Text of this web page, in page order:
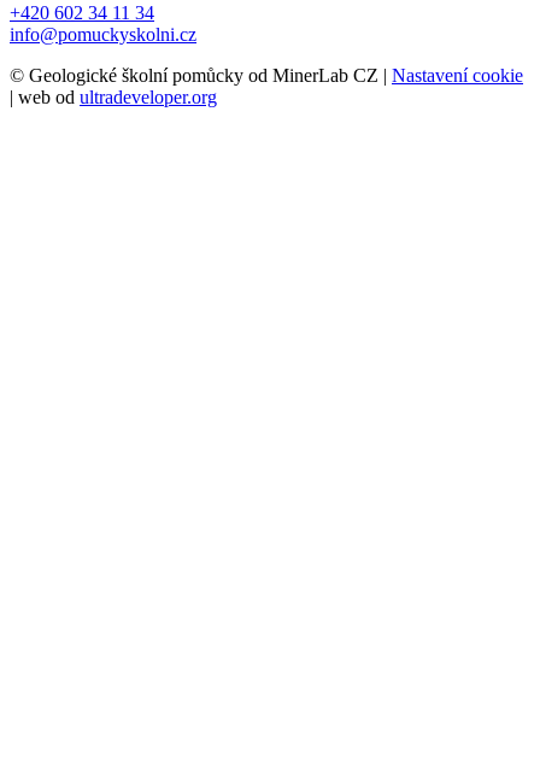
+420 602 34 11 34
info@pomuckyskolni.cz
© Geologické školní pomůcky od MinerLab CZ | Nastavení cookie
| web od ultradeveloper.org